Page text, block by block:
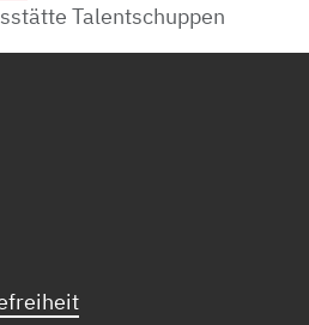
Talentschuppen